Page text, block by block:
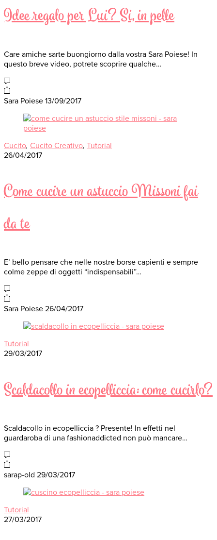
Idee regalo per Lui? Si, in pelle
Care amiche sarte buongiorno dalla vostra Sara Poiese! In
questo breve video, potrete scoprire qualche…
Sara Poiese 13/09/2017
Cucito, Cucito Creativo, Tutorial
26/04/2017
Come cucire un astuccio Missoni fai
da te
E’ bello pensare che nelle nostre borse capienti e sempre
colme zeppe di oggetti “indispensabili”…
Sara Poiese 26/04/2017
Tutorial
29/03/2017
Scaldacollo in ecopelliccia: come cucirlo?
Scaldacollo in ecopelliccia ? Presente! In effetti nel
guardaroba di una fashionaddicted non può mancare…
sarap-old 29/03/2017
Tutorial
27/03/2017